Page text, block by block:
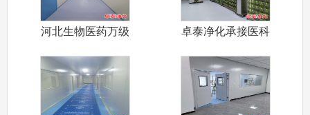
河北生物医药万级
卓泰净化承接医科